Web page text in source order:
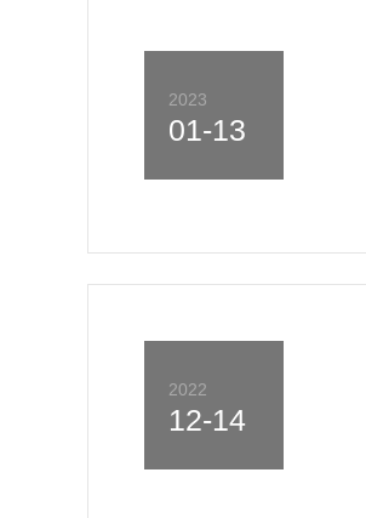
2023
01-13
2022
12-14